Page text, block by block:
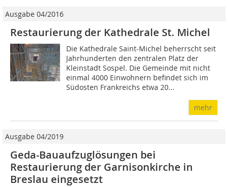
Ausgabe 04/2016
Restaurierung der Kathedrale St. Michel
Die Kathedrale Saint-Michel beherrscht seit
Jahrhunderten den zentralen Platz der
Kleinstadt Sospel. Die Gemeinde mit nicht
einmal 4000 Einwohnern befindet sich im
Südosten Frankreichs etwa 20...
mehr
Ausgabe 04/2019
Geda-Bauaufzuglösungen bei
Restaurierung der Garnisonkirche in
Breslau eingesetzt